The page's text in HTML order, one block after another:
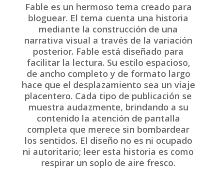
Fable es un hermoso tema creado para
bloguear. El tema cuenta una historia
mediante la construcción de una
narrativa visual a través de la variación
posterior. Fable está diseñado para
facilitar la lectura. Su estilo espacioso,
de ancho completo y de formato largo
hace que el desplazamiento sea un viaje
placentero. Cada tipo de publicación se
muestra audazmente, brindando a su
contenido la atención de pantalla
completa que merece sin bombardear
los sentidos. El diseño no es ni ocupado
ni autoritario; leer esta historia es como
respirar un soplo de aire fresco.